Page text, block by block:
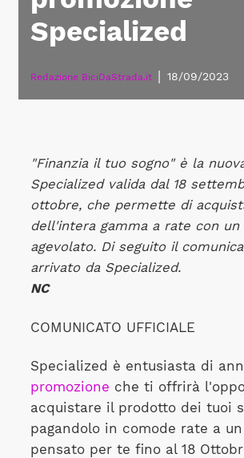
Specialized
Redazione BiciDaStrada.it 18/09/2023
"Finanzia il tuo sogno" è la
Specialized valida dal 18
ottobre, che permette di
dell'intera gamma a rate con un
agevolato. Di seguito il
arrivato da Specialized.
NC
COMUNICATO UFFICIALE
Specialized è entusiasta di
promozione che ti offrirà
acquistare il prodotto dei tuoi
pagandolo in comode rate a
pensato per te fino al 18